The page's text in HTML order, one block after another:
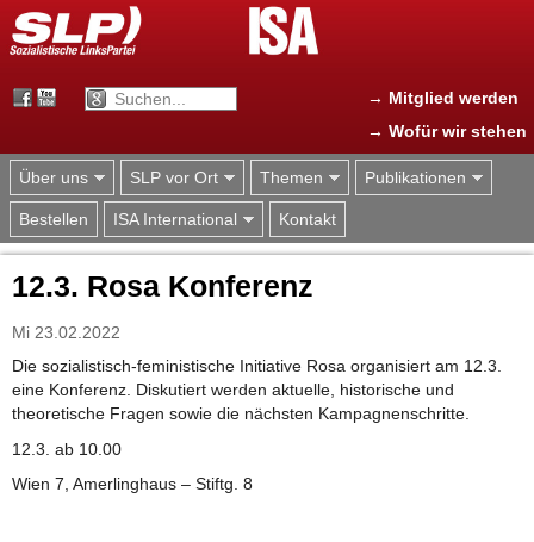
Jump to navigation
→ Mitglied werden
→ Wofür wir stehen
Über uns SLP vor Ort Themen Publikationen
Bestellen ISA International Kontakt
12.3. Rosa Konferenz
Mi 23.02.2022
Die sozialistisch-feministische Initiative Rosa organisiert am 12.3.
eine Konferenz. Diskutiert werden aktuelle, historische und
theoretische Fragen sowie die nächsten Kampagnenschritte.
12.3. ab 10.00
Wien 7, Amerlinghaus – Stiftg. 8